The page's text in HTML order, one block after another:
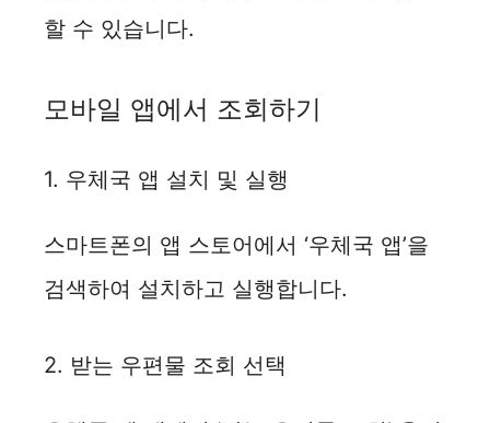
할 수 있습니다.
모바일 앱에서 조회하기
1. 우체국 앱 설치 및 실행
스마트폰의 앱 스토어에서 ‘우체국 앱’을
검색하여 설치하고 실행합니다.
2. 받는 우편물 조회 선택